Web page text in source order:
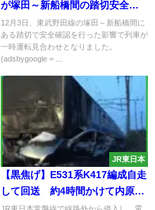
が塚田～新船橋間の踏切安全確
認で運転見合わせ 間違ってケー
ブルを切断してしまい信号が誤
作動
12月3日、東武野田線の塚田～新船橋間に
ある踏切で安全確認を行った影響で列車が
一時運転見合わせとなりました。
(adsbygoogle = ...
JR東日本
【黒焦げ】E531系K417編成自走
して回送 約4時間かけて内原ま
で回送